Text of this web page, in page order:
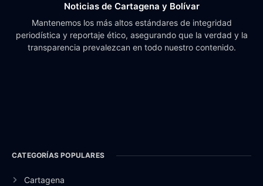
Noticias de Cartagena y Bolívar
Mantenemos los más altos estándares de integridad
periodística y reportaje ético, asegurando que la verdad y la
transparencia prevalezcan en todo nuestro contenido.
CATEGORÍAS POPULARES
Cartagena